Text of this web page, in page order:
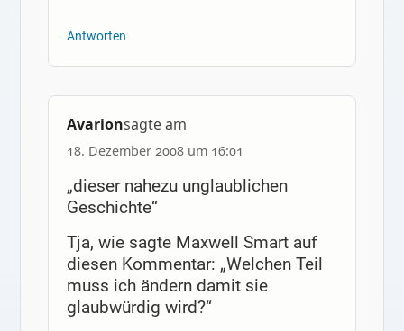
Antworten
Avarionsagte am
18. Dezember 2008 um 16:01
„dieser nahezu unglaublichen
Geschichte“
Tja, wie sagte Maxwell Smart auf
diesen Kommentar: „Welchen Teil
muss ich ändern damit sie
glaubwürdig wird?“